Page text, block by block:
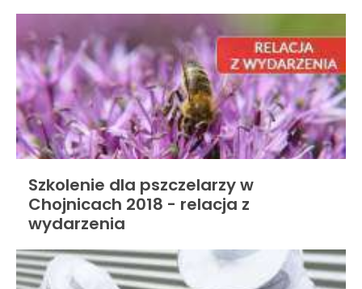
Szkolenie dla pszczelarzy w
Chojnicach 2018 - relacja z
wydarzenia